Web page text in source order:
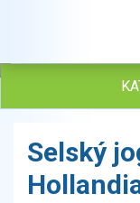
Vejce
Mléko
Selský